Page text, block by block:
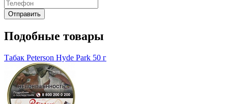
Подобные товары
Табак Peterson Hyde Park 50 г